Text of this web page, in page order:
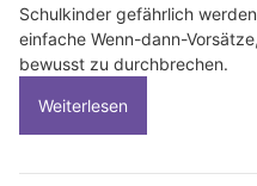
Schulkinder gefährlich
einfache Wenn-dann-
bewusst zu durchbrechen.
Weiterlesen